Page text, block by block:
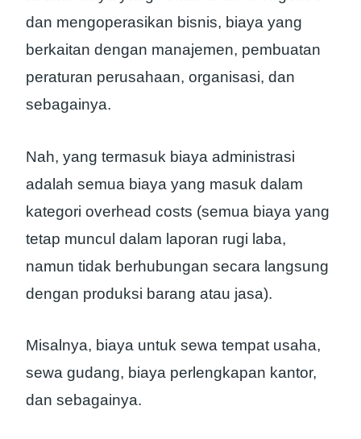
dan mengoperasikan bisnis, biaya yang
berkaitan dengan manajemen, pembuatan
peraturan perusahaan, organisasi, dan
sebagainya.
Nah, yang termasuk biaya administrasi
adalah semua biaya yang masuk dalam
kategori overhead costs (semua biaya yang
tetap muncul dalam laporan rugi laba,
namun tidak berhubungan secara langsung
dengan produksi barang atau jasa).
Misalnya, biaya untuk sewa tempat usaha,
sewa gudang, biaya perlengkapan kantor,
dan sebagainya.